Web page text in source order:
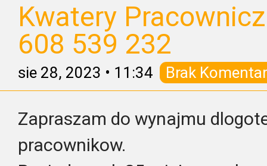
Kwatery
608 539 232
sie 28, 2023 • 11:34 Brak
Zapraszam do wynajmu
pracownikow.